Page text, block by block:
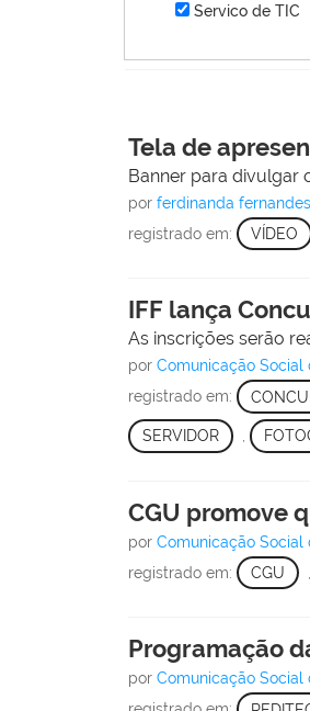
Servico de TIC
Tela de
Banner para divulgar
porferdinanda
registrado em: VÍDEO
IFF lança
As inscrições serão
porComunicação Social
registrado em:
SERVIDOR ,
CGU promove
porComunicação Social
registrado em: CGU
Programação
porComunicação Social